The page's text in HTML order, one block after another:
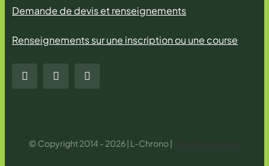
Demande de devis et renseignements
Renseignements sur une inscription ou une course
© Copyright 2014 - 2026 | L-Chrono |